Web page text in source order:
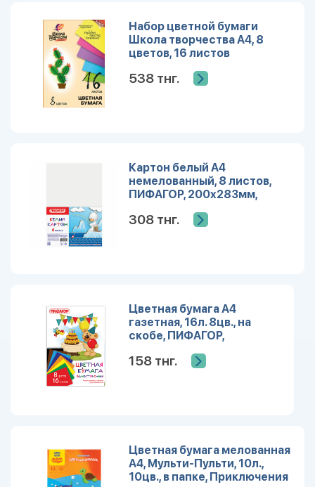
Набор цветной бумаги
Школа творчества А4, 8
цветов, 16 листов
538 тнг.
Картон белый А4
немелованный, 8 листов,
ПИФАГОР, 200х283мм,
308 тнг.
Цветная бумага А4
газетная, 16л. 8цв., на
скобе, ПИФАГОР,
Мишка
158 тнг.
Цветная бумага мелованная
А4, Мульти-Пульти, 10л.,
10цв., в папке, Приключения